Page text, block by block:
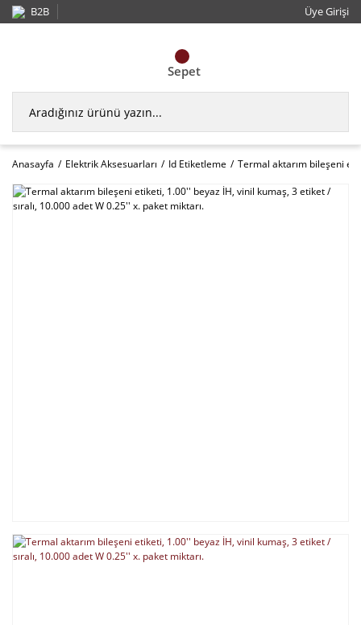
B2B Üye Girişi
Sepet
Anasayfa Elektrik Aksesuarları Id Etiketleme Termal aktarım bileşeni